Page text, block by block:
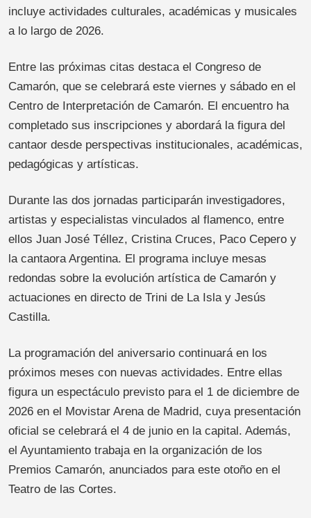
incluye actividades culturales, académicas y musicales
a lo largo de 2026.
Entre las próximas citas destaca el Congreso de
Camarón, que se celebrará este viernes y sábado en el
Centro de Interpretación de Camarón. El encuentro ha
completado sus inscripciones y abordará la figura del
cantaor desde perspectivas institucionales, académicas,
pedagógicas y artísticas.
Durante las dos jornadas participarán investigadores,
artistas y especialistas vinculados al flamenco, entre
ellos Juan José Téllez, Cristina Cruces, Paco Cepero y
la cantaora Argentina. El programa incluye mesas
redondas sobre la evolución artística de Camarón y
actuaciones en directo de Trini de La Isla y Jesús
Castilla.
La programación del aniversario continuará en los
próximos meses con nuevas actividades. Entre ellas
figura un espectáculo previsto para el 1 de diciembre de
2026 en el Movistar Arena de Madrid, cuya presentación
oficial se celebrará el 4 de junio en la capital. Además,
el Ayuntamiento trabaja en la organización de los
Premios Camarón, anunciados para este otoño en el
Teatro de las Cortes.